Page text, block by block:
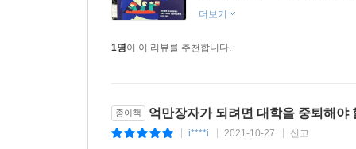
6 확률적 인과는 인과 미적분과 그래프를 통해 확
더보기
1명이 이 리뷰를 추천합니다.
종이책 억만장자가 되려면 대학을 중퇴해야
i****i 2021-10-27 신고